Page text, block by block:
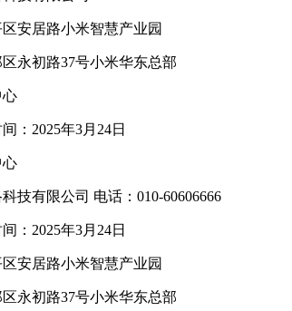
安居路小米智慧产业园
永初路37号小米华东总部
心
：2025年3月24日
心
技有限公司 电话：010-60606666
：2025年3月24日
安居路小米智慧产业园
永初路37号小米华东总部